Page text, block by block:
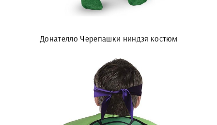
Донателло Черепашки ниндзя костюм